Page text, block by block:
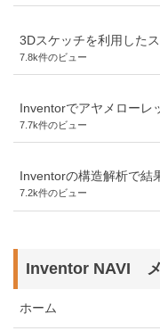
3Dスケッチを利用した
7.8k件のビュー
Inventorでアヤメローレ
7.7k件のビュー
Inventorの構造解析で結
7.2k件のビュー
Inventor NAVI
ホーム